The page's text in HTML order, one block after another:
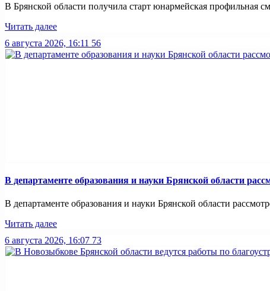
В Брянской области получила старт юнармейская профильная
Читать далее
6 августа 2026, 16:11 56
В департаменте образования и науки Брянской области
В департаменте образования и науки Брянской области
Читать далее
6 августа 2026, 16:07 73